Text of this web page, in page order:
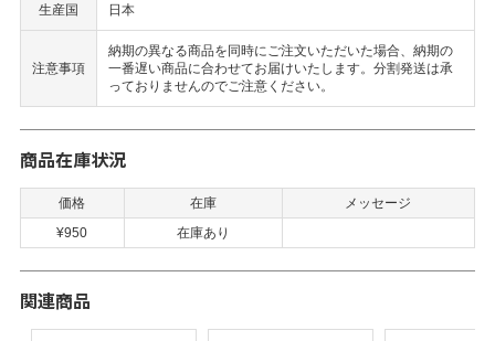
生産国 日本
注意事項
納期の異なる商品を同時にご注文いただいた場合、納期の
一番遅い商品に合わせてお届けいたします。分割発送は承
っておりませんのでご注意ください。
商品在庫状況
価格 在庫
メッセージ
¥950
在庫あり
関連商品